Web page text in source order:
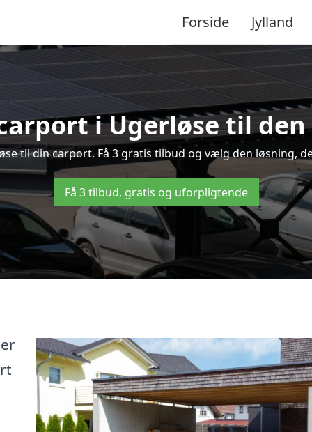
Forside Jylland
i Ugerløse til
til din carport. Få 3 gratis tilbud og vælg den løsning,
Få 3 tilbud, gratis og uforpligtende